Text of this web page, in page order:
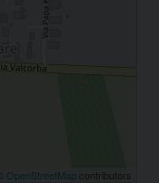
OpenStreetMap contributors